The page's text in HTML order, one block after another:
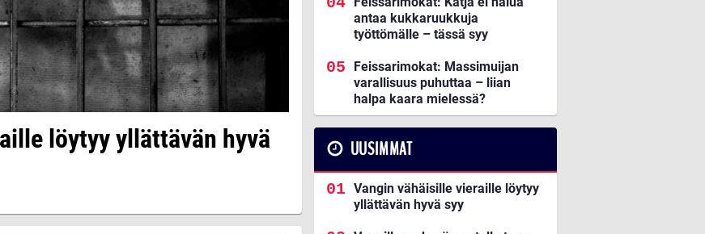
löytyy yllättävän hyvä
antaa kukkaruukkuja
työttömälle – tässä syy
Feissarimokat: Massimuijan
varallisuus puhuttaa – liian
halpa kaara mielessä?
UUSIMMAT
Vangin vähäisille vieraille löytyy
yllättävän hyvä syy